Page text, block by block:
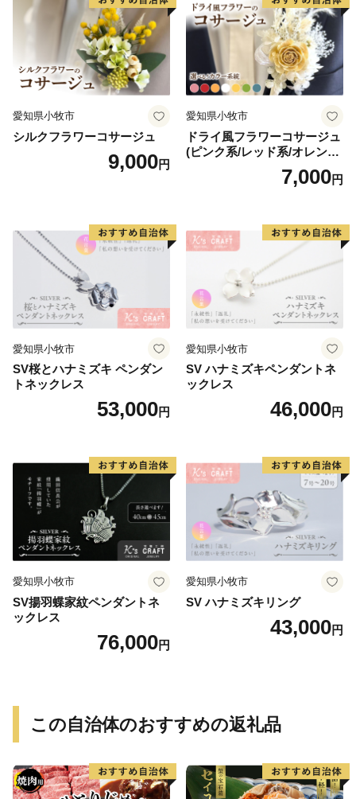
愛知県小牧市
シルクフラワーコサージュ
9,000円
愛知県小牧市
ドライ風フラワーコサージュ
(ピンク系/レッド系/オレンジ
系/ホワイト系/イエロー系/グ
リーン系/ブルー系）7,000円
愛知県小牧市
SV桜とハナミズキ ペンダン
トネックレス
53,000円
愛知県小牧市
SV ハナミズキペンダントネ
ックレス
46,000円
愛知県小牧市
SV揚羽蝶家紋ペンダントネ
ックレス
76,000円
愛知県小牧市
SV ハナミズキリング
43,000円
この自治体のおすすめの返礼品